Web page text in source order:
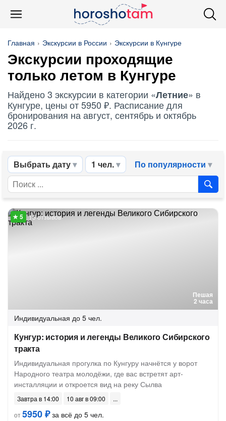
Главная Экскурсии в России Экскурсии в Кунгуре
Экскурсии проходящие
только летом в Кунгуре
Найдено 3 экскурсии в категории «Летние» в
Кунгуре, цены от 5950 ₽. Расписание для
бронирования на август, сентябрь и октябрь
2026 г.
Выбрать дату 1 чел. По популярности
Пешая
2 часа
15 отзывов
Индивидуальная до 5 чел.
Кунгур: история и легенды Великого Сибирского
тракта
Индивидуальная прогулка по Кунгуру начнётся у ворот
Народного театра молодёжи, где вас встретят арт-
инсталляции и откроется вид на реку Сылва
Завтра в 14:00
10 авг в 09:00
от5950 ₽за всё до 5 чел.